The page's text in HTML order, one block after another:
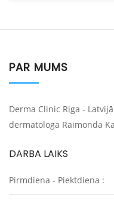
PAR MUMS
Derma Clinic Riga -
dermatologa Raimonda
DARBA LAIKS
Pirmdiena - Piektdiena :